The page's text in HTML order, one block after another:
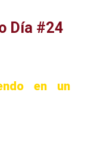
Día #24
en un